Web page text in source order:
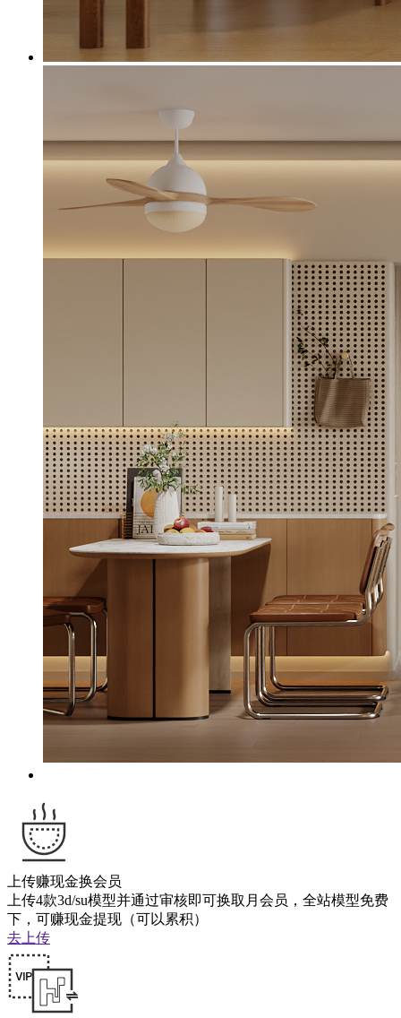
上传赚现金换会员
上传4款3d/su模型并通过审核即可换取月会员，全站模型免费
下，可赚现金提现（可以累积）
去上传